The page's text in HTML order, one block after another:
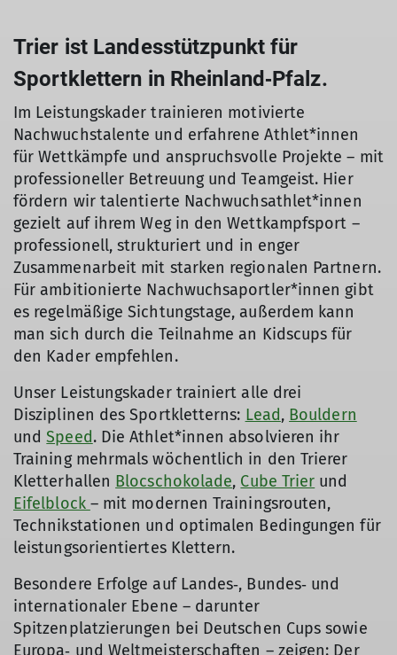
Trier ist Landesstützpunkt für
Sportklettern in Rheinland‑Pfalz.
Im Leistungskader trainieren motivierte
Nachwuchstalente und erfahrene Athlet*innen
für Wettkämpfe und anspruchsvolle Projekte – mit
professioneller Betreuung und Teamgeist. Hier
fördern wir talentierte Nachwuchsathlet*innen
gezielt auf ihrem Weg in den Wettkampfsport –
professionell, strukturiert und in enger
Zusammenarbeit mit starken regionalen Partnern.
Für ambitionierte Nachwuchsaportler*innen gibt
es regelmäßige Sichtungstage, außerdem kann
man sich durch die Teilnahme an Kidscups für
den Kader empfehlen.
Unser Leistungskader trainiert alle drei
Disziplinen des Sportkletterns: Lead, Bouldern
undSpeed. Die Athlet*innen absolvieren ihr
Training mehrmals wöchentlich in den Trierer
Kletterhallen Blocschokolade, Cube Trier und
Eifelblock – mit modernen Trainingsrouten,
Technikstationen und optimalen Bedingungen für
leistungsorientiertes Klettern.
Besondere Erfolge auf Landes‑, Bundes‑ und
internationaler Ebene – darunter
Spitzenplatzierungen bei Deutschen Cups sowie
Europa‑ und Weltmeisterschaften – zeigen: Der